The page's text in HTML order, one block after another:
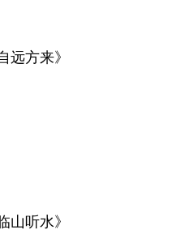
远方来》
山听水》